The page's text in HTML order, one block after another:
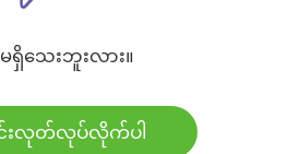
မရှိသေးဘူးလား။
င်းလုတ်လုပ်လိုက်ပါ